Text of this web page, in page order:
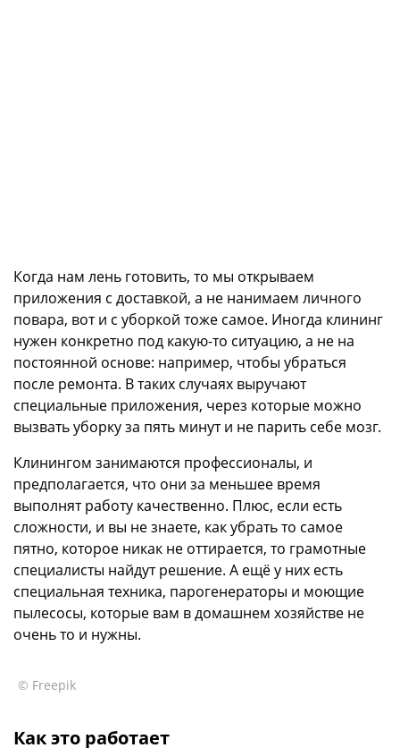
Когда нам лень готовить, то мы открываем
приложения с доставкой, а не нанимаем личного
повара, вот и с уборкой тоже самое. Иногда клининг
нужен конкретно под какую-то ситуацию, а не на
постоянной основе: например, чтобы убраться
после ремонта. В таких случаях выручают
специальные приложения, через которые можно
вызвать уборку за пять минут и не парить себе мозг.
Клинингом занимаются профессионалы, и
предполагается, что они за меньшее время
выполнят работу качественно. Плюс, если есть
сложности, и вы не знаете, как убрать то самое
пятно, которое никак не оттирается, то грамотные
специалисты найдут решение. А ещё у них есть
специальная техника, парогенераторы и моющие
пылесосы, которые вам в домашнем хозяйстве не
очень то и нужны.
© Freepik
Как это работает